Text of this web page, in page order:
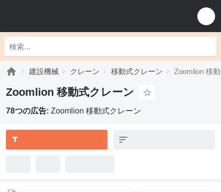
建設機械 クレーン 移動式クレーン Zoomlion 移
Zoomlion 移動式クレーン
78つの広告: Zoomlion 移動式クレーン